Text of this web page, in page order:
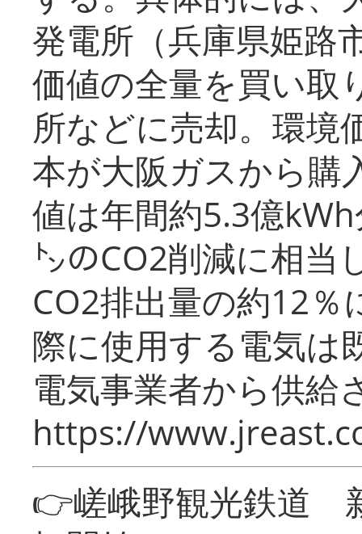
発電所（兵庫県姫路
価値の全量を買い取
所などに売却。環境
本が大阪ガスから購
値は年間約5.3億
㌧のCO2削減に相当
CO2排出量の約12％
際に使用する電気は
電気事業者から供給
https://
👉嵯峨野観光鉄道